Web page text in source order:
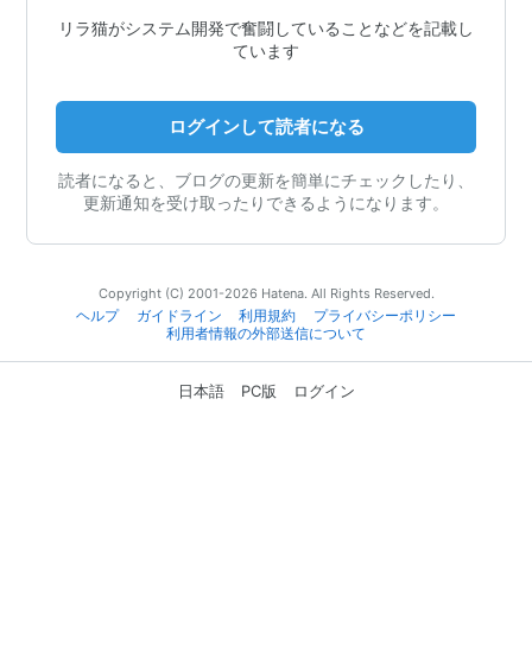
リラ猫がシステム開発で奮闘していることなどを記載し
ています
ログインして読者になる
読者になると、ブログの更新を簡単にチェックしたり、
更新通知を受け取ったりできるようになります。
Copyright (C) 2001-2026 Hatena. All Rights Reserved.
ヘルプ
ガイドライン 利用規約
プライバシーポリシー
利用者情報の外部送信について
日本語 PC版 ログイン